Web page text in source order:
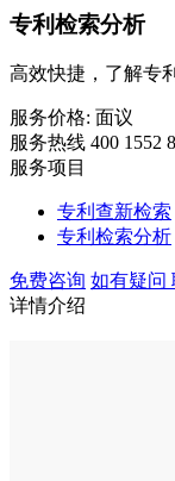
专利检索分析
高效快捷，了解专
服务价格: 面议
服务热线 400 1552
服务项目
专利查新检索
专利检索分析
免费咨询 如有疑问
详情介绍